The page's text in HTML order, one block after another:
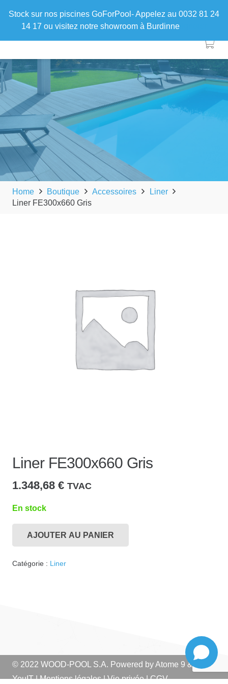
Stock sur nos piscines GoForPool- Appelez au 0032 81 24
14 17 ou visitez notre showroom à Burdinne
Home Boutique Accessoires
Liner
Liner FE300x660 Gris
Liner FE300x660 Gris
1.348,68 € TVAC
En stock
Liner
AJOUTER AU PANIER
Catégorie : Liner
© 2022 WOOD-POOL S.A. Powered byAtome 9 &
YouIT|Mentions légales|Vie privée|CGV